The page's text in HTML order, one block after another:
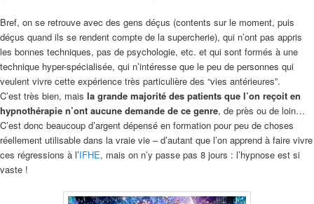
Bref, on se retrouve avec des gens déçus (contents sur le moment, puis
déçus quand ils se rendent compte de la supercherie), qui n’ont pas appris
les bonnes techniques, pas de psychologie, etc. et qui sont formés à une
technique hyper-spécialisée, qui n’intéresse que le peu de personnes qui
veulent vivre cette expérience très particulière des “vies antérieures”.
C’est très bien, mais la grande majorité des patients que l’on reçoit en
hypnothérapie n’ont aucune demande de ce genre, de près ou de loin…
C’est donc beaucoup d’argent dépensé en formation pour peu de choses
réellement utilisable dans la vraie vie – d’autant que l’on apprend à faire vivre
ces régressions à l’IFHE, mais on n’y passe pas 8 jours : l’hypnose est si
vaste !